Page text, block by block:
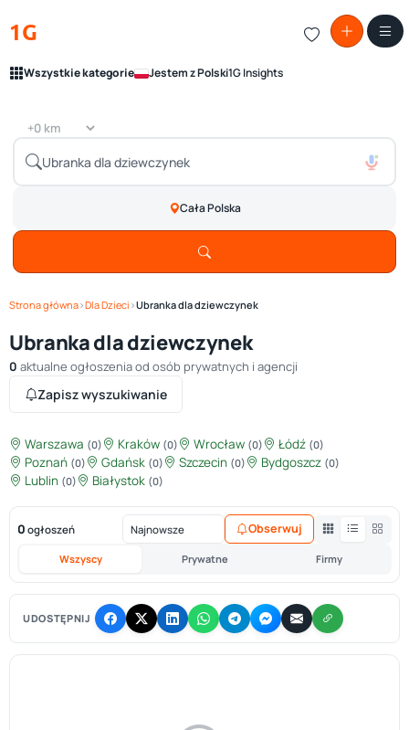
1G
Wszystkie kategorie Jestem z Polski1G Insights
Cała Polska
Strona główna›Dla Dzieci ›Ubranka dla dziewczynek
Ubranka dla dziewczynek
0 aktualne ogłoszenia od osób prywatnych i agencji
Zapisz wyszukiwanie
Warszawa (0) Kraków (0) Wrocław (0) Łódź (0)
Poznań (0) Gdańsk (0) Szczecin (0) Bydgoszcz (0)
Lublin (0) Białystok (0)
0 ogłoszeń
Wszyscy Prywatne Firmy
Obserwuj
UDOSTĘPNIJ